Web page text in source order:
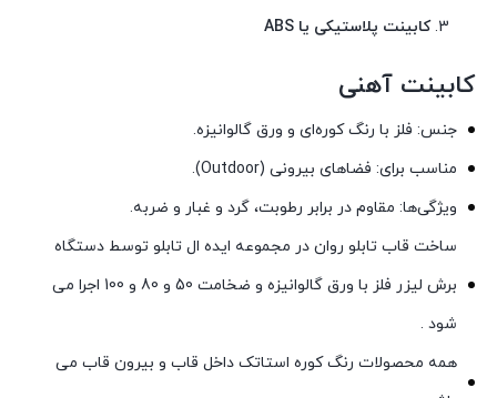
کابینت پلاستیکی یا
کابینت آهنی
جنس: فلز با رنگ کوره‌ای و ورق گالوانیزه.
مناسب برای: فضاهای بیرونی (Outdoor).
ویژگی‌ها: مقاوم در برابر رطوبت، گرد و غبار و ضربه.
ساخت قاب تابلو روان در مجموعه ایده ال تابلو توسط دستگاه
برش لیزر فلز با ورق گالوانیزه و ضخامت 50 و 80 و 100 اجرا می
شود .
همه محصولات رنگ کوره استاتک داخل قاب و بیرون قاب می